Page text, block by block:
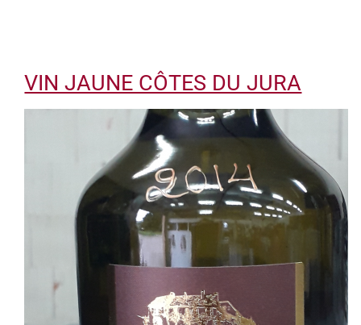
VIN JAUNE CÔTES DU JURA